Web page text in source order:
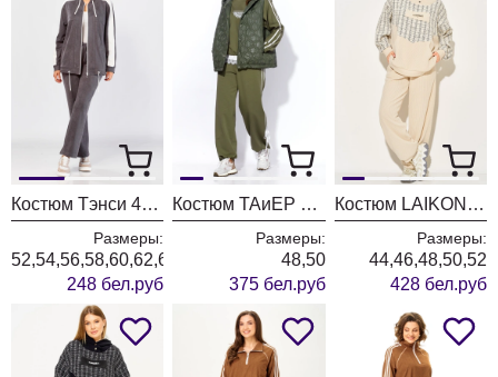
Костюм Тэнси 415 серый + молоко
Размеры:
52,54,56,58,60,62,64
248 бел.руб
Костюм ТАиЕР 1458 хаки
Размеры:
48,50
375 бел.руб
Костюм LAIKONY L-574 экрю
Размеры:
44,46,48,50,52
428 бел.руб